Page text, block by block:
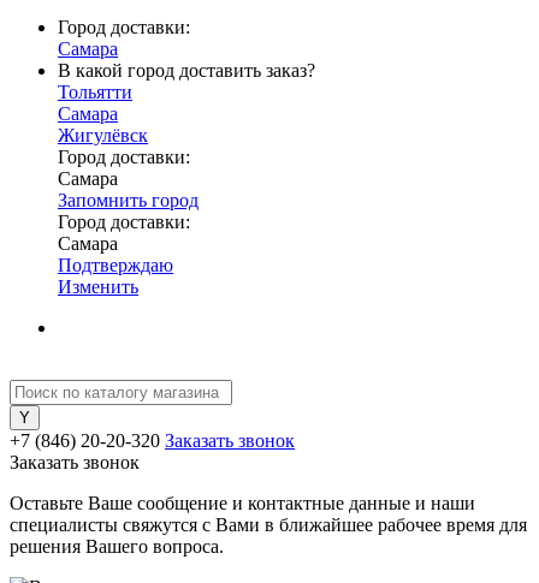
Город доставки:
Самара
В какой город доставить заказ?
Тольятти
Самара
Жигулёвск
Город доставки:
Самара
Запомнить город
Город доставки:
Самара
Подтверждаю
Изменить
+7 (846) 20-20-320 Заказать звонок
Заказать звонок
Оставьте Ваше сообщение и контактные данные и наши
специалисты свяжутся с Вами в ближайшее рабочее время для
решения Вашего вопроса.